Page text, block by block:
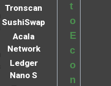
Tronscan
SushiSwap
Acala
Network
Ledger
Nano S
t
o
E
c
o
n